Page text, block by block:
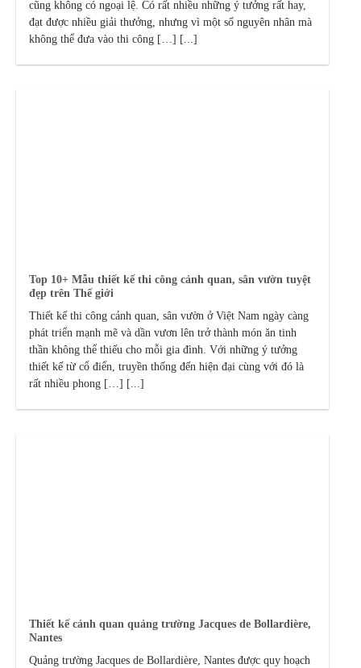
cũng không có ngoại lệ. Có rất nhiều những ý tưởng rất hay,
đạt được nhiều giải thưởng, nhưng vì một số nguyên nhân mà
không thể đưa vào thi công […] [...]
Top 10+ Mẫu thiết kế thi công cảnh quan, sân vườn tuyệt
đẹp trên Thế giới
Thiết kế thi công cảnh quan, sân vườn ở Việt Nam ngày càng
phát triển mạnh mẽ và dần vươn lên trở thành món ăn tinh
thần không thể thiếu cho mỗi gia đình. Với những ý tưởng
thiết kế từ cổ điển, truyền thống đến hiện đại cùng với đó là
rất nhiều phong […] [...]
Thiết kế cảnh quan quảng trường Jacques de Bollardière,
Nantes
Quảng trường Jacques de Bollardière, Nantes được quy hoạch